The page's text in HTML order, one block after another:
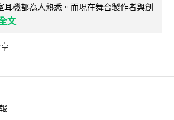
機都為人熟悉。而現在舞台製作者與創
文